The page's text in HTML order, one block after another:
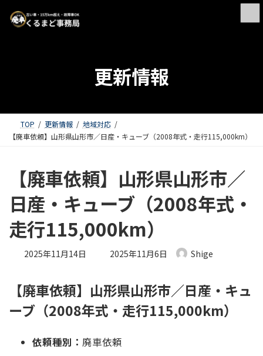
更新情報
TOP 更新情報
地域対応
【廃車依頼】山形県山形市／日産・キューブ（2008年式・走行115,000km）
【廃車依頼】山形県山形市／
日産・キューブ（2008年式・
走行115,000km）
2025年11月14日 最終更新日時 :
2025年11月6日 Shige
【廃車依頼】山形県山形市／日産・キュ
ーブ（2008年式・走行115,000km）
依頼種別： 廃車依頼